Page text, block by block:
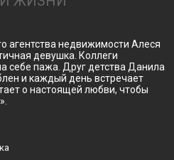
агентства недвижимости Алеся
девушка. Коллеги
себе пажа. Друг детства Данила
и каждый день встречает
о настоящей любви, чтобы